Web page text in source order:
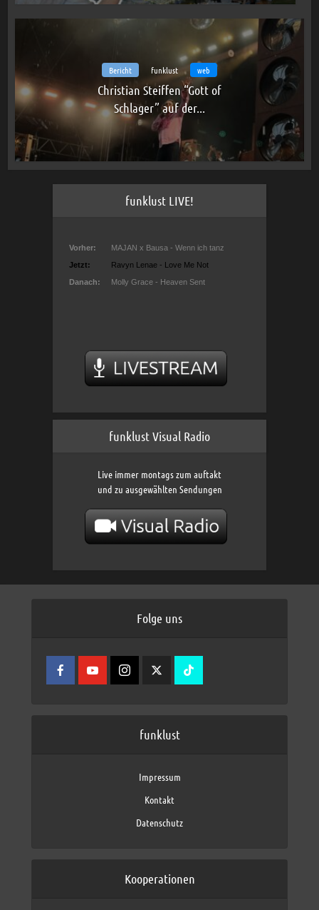
Bericht funklust web
Christian Steiffen “Gott of
Schlager” auf der...
funklust LIVE!
funklust Visual Radio
Live immer montags zum auftakt
und zu ausgewählten Sendungen
Folge uns
funklust
Impressum
Kontakt
Datenschutz
Kooperationen